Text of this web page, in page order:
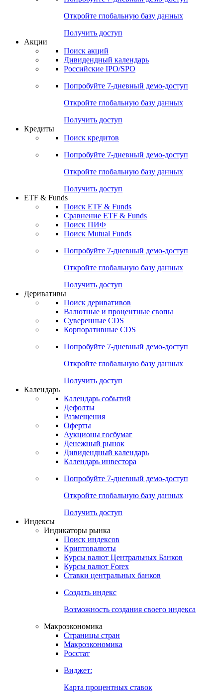
Откройте глобальную базу данных
Получить доступ
Акции
Поиск акций
Дивидендный календарь
Российские IPO/SPO
Попробуйте 7-дневный демо-доступ
Откройте глобальную базу данных
Получить доступ
Кредиты
Поиск кредитов
Попробуйте 7-дневный демо-доступ
Откройте глобальную базу данных
Получить доступ
ETF & Funds
Поиск ETF & Funds
Сравнение ETF & Funds
Поиск ПИФ
Поиск Mutual Funds
Попробуйте 7-дневный демо-доступ
Откройте глобальную базу данных
Получить доступ
Деривативы
Поиск деривативов
Валютные и процентные свопы
Суверенные CDS
Корпоративные CDS
Попробуйте 7-дневный демо-доступ
Откройте глобальную базу данных
Получить доступ
Календарь
Календарь событий
Дефолты
Размещения
Оферты
Аукционы госбумаг
Денежный рынок
Дивидендный календарь
Календарь инвестора
Попробуйте 7-дневный демо-доступ
Откройте глобальную базу данных
Получить доступ
Индексы
Индикаторы рынка
Поиск индексов
Криптовалюты
Курсы валют Центральных Банков
Курсы валют Forex
Ставки центральных банков
Создать индекс
Возможность создания своего индекса
Макроэкономика
Страницы стран
Макроэкономика
Росстат
Виджет:
Карта процентных ставок